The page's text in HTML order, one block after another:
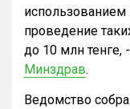
использованием
проведение
до 10 млн тенге,
Минздрав.
Ведомство